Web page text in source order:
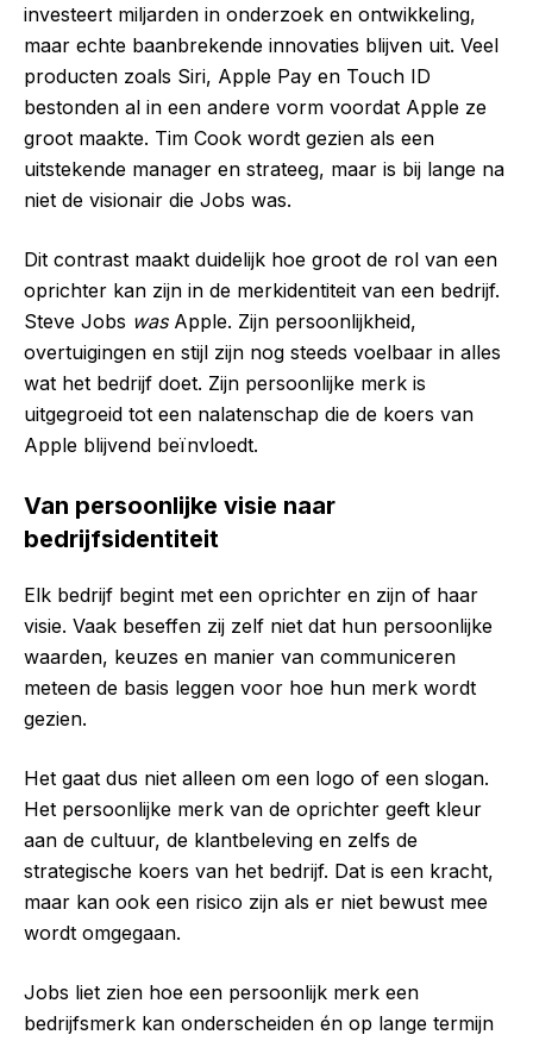
investeert miljarden in onderzoek en ontwikkeling,
maar echte baanbrekende innovaties blijven uit. Veel
producten zoals Siri, Apple Pay en Touch ID
bestonden al in een andere vorm voordat Apple ze
groot maakte. Tim Cook wordt gezien als een
uitstekende manager en strateeg, maar is bij lange na
niet de visionair die Jobs was.
Dit contrast maakt duidelijk hoe groot de rol van een
oprichter kan zijn in de merkidentiteit van een bedrijf.
Steve Jobs wasApple. Zijn persoonlijkheid,
overtuigingen en stijl zijn nog steeds voelbaar in alles
wat het bedrijf doet. Zijn persoonlijke merk is
uitgegroeid tot een nalatenschap die de koers van
Apple blijvend beïnvloedt.
Van persoonlijke visie naar
bedrijfsidentiteit
Elk bedrijf begint met een oprichter en zijn of haar
visie. Vaak beseffen zij zelf niet dat hun persoonlijke
waarden, keuzes en manier van communiceren
meteen de basis leggen voor hoe hun merk wordt
gezien.
Het gaat dus niet alleen om een logo of een slogan.
Het persoonlijke merk van de oprichter geeft kleur
aan de cultuur, de klantbeleving en zelfs de
strategische koers van het bedrijf. Dat is een kracht,
maar kan ook een risico zijn als er niet bewust mee
wordt omgegaan.
Jobs liet zien hoe een persoonlijk merk een
bedrijfsmerk kan onderscheiden én op lange termijn